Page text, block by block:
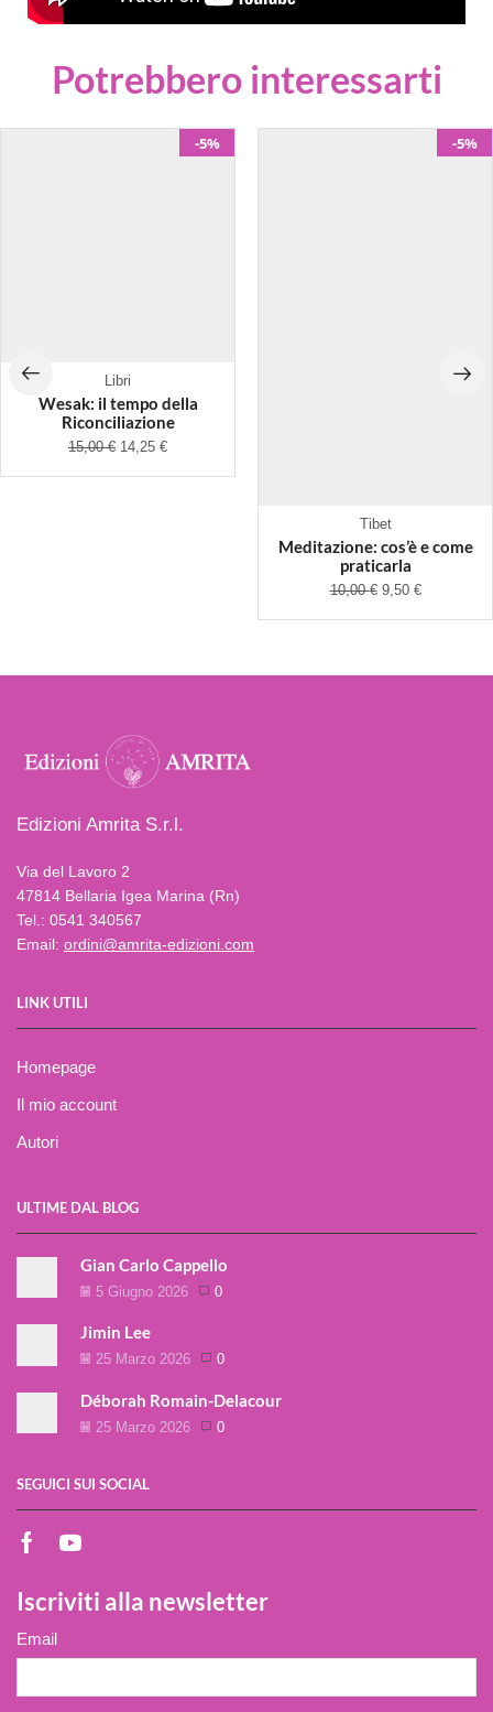
Potrebbero interessarti
-5%
Libri
Wesak: il tempo della
Riconciliazione
15,00€ 14,25 €
-5%
Tibet
Meditazione: cos’è e come
praticarla
10,00€ 9,50 €
Edizioni Amrita S.r.l.
Via del Lavoro 2
47814 Bellaria Igea Marina (Rn)
Tel.: 0541 340567
Email: ordini@amrita-edizioni.com
LINK UTILI
Homepage
Il mio account
Autori
ULTIME DAL BLOG
Gian Carlo Cappello
5 Giugno 2026 0
Jimin Lee
25 Marzo 2026 0
Déborah Romain-Delacour
25 Marzo 2026 0
SEGUICI SUI SOCIAL
Iscriviti alla newsletter
Email